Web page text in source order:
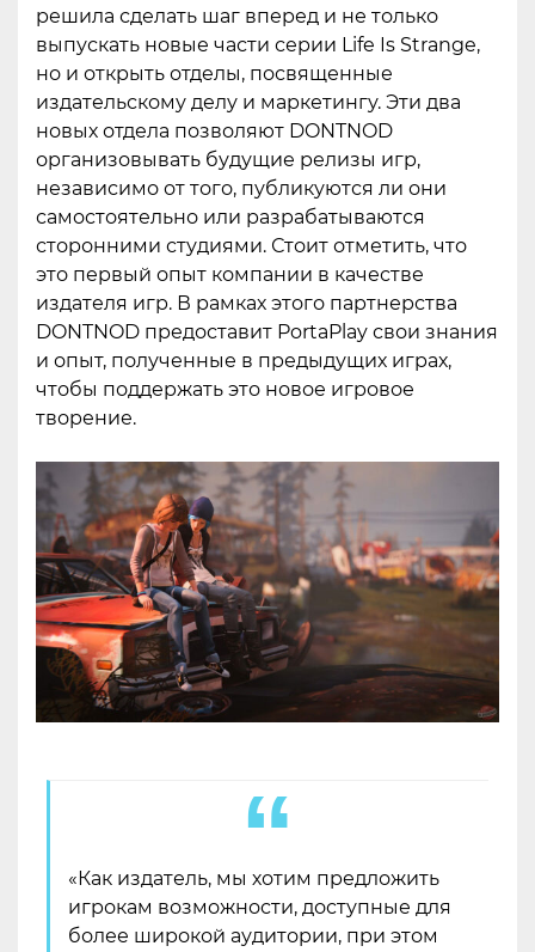
решила сделать шаг вперед и не только
выпускать новые части серии Life Is Strange,
но и открыть отделы, посвященные
издательскому делу и маркетингу. Эти два
новых отдела позволяют DONTNOD
организовывать будущие релизы игр,
независимо от того, публикуются ли они
самостоятельно или разрабатываются
сторонними студиями. Стоит отметить, что
это первый опыт компании в качестве
издателя игр. В рамках этого партнерства
DONTNOD предоставит PortaPlay свои знания
и опыт, полученные в предыдущих играх,
чтобы поддержать это новое игровое
творение.
«Как издатель, мы хотим предложить
игрокам возможности, доступные для
более широкой аудитории, при этом